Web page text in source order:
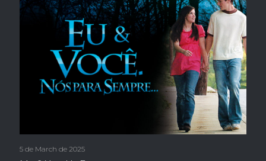
5 de March de 2025